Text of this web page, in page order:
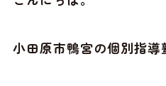
小田原市鴨宮の個別指導